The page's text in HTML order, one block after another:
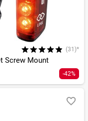
(31)*
Screw Mount
-42%